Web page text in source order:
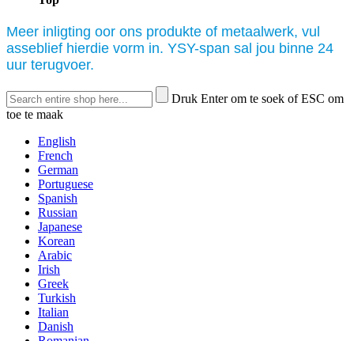
Meer inligting oor ons produkte of metaalwerk, vul
asseblief hierdie vorm in. YSY-span sal jou binne 24
uur terugvoer.
Druk Enter om te soek of ESC om
toe te maak
English
French
German
Portuguese
Spanish
Russian
Japanese
Korean
Arabic
Irish
Greek
Turkish
Italian
Danish